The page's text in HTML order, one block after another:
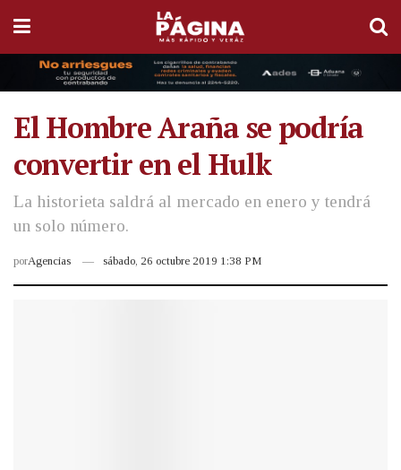
El Hombre Araña se podría
convertir en el Hulk
La historieta saldrá al mercado en enero y tendrá
un solo número.
porAgencias sábado, 26 octubre 2019 1:38 PM